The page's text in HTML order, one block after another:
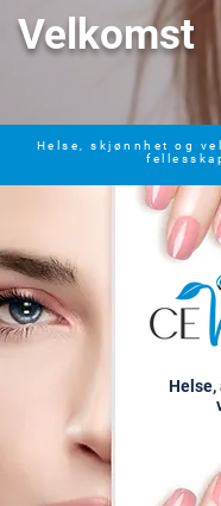
Velkomst
Helse, skjønnhet og